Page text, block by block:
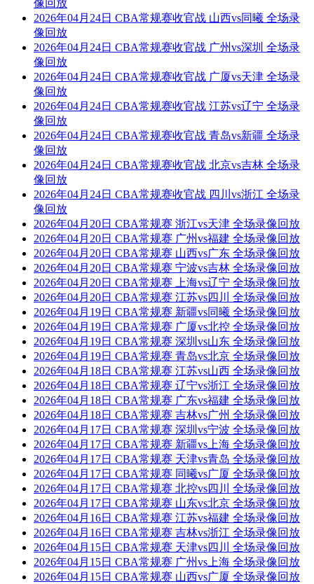
像回放
2026年04月24日 CBA常规赛收官战 山西vs同曦 全场录
像回放
2026年04月24日 CBA常规赛收官战 广州vs深圳 全场录
像回放
2026年04月24日 CBA常规赛收官战 广厦vs天津 全场录
像回放
2026年04月24日 CBA常规赛收官战 江苏vs辽宁 全场录
像回放
2026年04月24日 CBA常规赛收官战 青岛vs新疆 全场录
像回放
2026年04月24日 CBA常规赛收官战 北京vs吉林 全场录
像回放
2026年04月24日 CBA常规赛收官战 四川vs浙江 全场录
像回放
2026年04月20日 CBA常规赛 浙江vs天津 全场录像回放
2026年04月20日 CBA常规赛 广州vs福建 全场录像回放
2026年04月20日 CBA常规赛 山西vs广东 全场录像回放
2026年04月20日 CBA常规赛 宁波vs吉林 全场录像回放
2026年04月20日 CBA常规赛 上海vs辽宁 全场录像回放
2026年04月20日 CBA常规赛 江苏vs四川 全场录像回放
2026年04月19日 CBA常规赛 新疆vs同曦 全场录像回放
2026年04月19日 CBA常规赛 广厦vs北控 全场录像回放
2026年04月19日 CBA常规赛 深圳vs山东 全场录像回放
2026年04月19日 CBA常规赛 青岛vs北京 全场录像回放
2026年04月18日 CBA常规赛 江苏vs山西 全场录像回放
2026年04月18日 CBA常规赛 辽宁vs浙江 全场录像回放
2026年04月18日 CBA常规赛 广东vs福建 全场录像回放
2026年04月18日 CBA常规赛 吉林vs广州 全场录像回放
2026年04月17日 CBA常规赛 深圳vs宁波 全场录像回放
2026年04月17日 CBA常规赛 新疆vs上海 全场录像回放
2026年04月17日 CBA常规赛 天津vs青岛 全场录像回放
2026年04月17日 CBA常规赛 同曦vs广厦 全场录像回放
2026年04月17日 CBA常规赛 北控vs四川 全场录像回放
2026年04月17日 CBA常规赛 山东vs北京 全场录像回放
2026年04月16日 CBA常规赛 江苏vs福建 全场录像回放
2026年04月16日 CBA常规赛 吉林vs浙江 全场录像回放
2026年04月15日 CBA常规赛 天津vs四川 全场录像回放
2026年04月15日 CBA常规赛 广州vs上海 全场录像回放
2026年04月15日 CBA常规赛 山西vs广厦 全场录像回放